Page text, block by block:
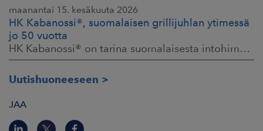
maanantai 15. kesäkuuta 2026
HK Kabanossi®, suomalaisen grillijuhlan ytimessä
jo 50 vuotta
HK Kabanossi® on tarina suomalaisesta intohimosta, innovaatiosta ja yhteisistä hetkistä grillin äärellä. Se on legenda, joka ei alkanut suurista strategioista,
Uutishuoneeseen
JAA